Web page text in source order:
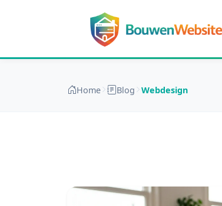
Home Blog Webdesign